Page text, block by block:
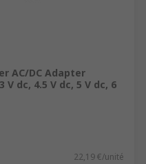
AC/DC Adapter
V dc, 4.5 V dc, 5 V dc, 6
22,19 €/unité